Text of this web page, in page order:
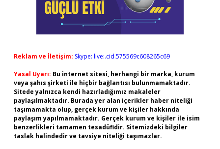
Reklam ve İletişim: Skype: live:.cid.575569c608265c69
Yasal Uyarı: Bu internet sitesi, herhangi bir marka, kurum
veya şahıs şirketi ile hiçbir bağlantısı bulunmamaktadır.
Sitede yalnızca kendi hazırladığımız makaleler
paylaşılmaktadır. Burada yer alan içerikler haber niteliği
taşımamakta olup, gerçek kurum ve kişiler hakkında
paylaşım yapılmamaktadır. Gerçek kurum ve kişiler ile isim
benzerlikleri tamamen tesadüfidir. Sitemizdeki bilgiler
taslak halindedir ve tavsiye niteliği taşımazlar.